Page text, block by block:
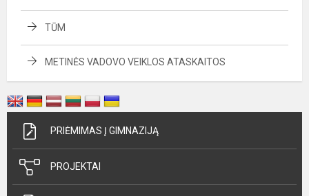
TŪM
METINĖS VADOVO VEIKLOS ATASKAITOS
PRIĖMIMAS Į GIMNAZIJĄ
PROJEKTAI